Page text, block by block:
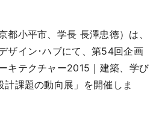
都小平市、学長 長澤忠徳）は、
ザイン･ハブにて、第54回企画
キテクチャー2015｜建築、学び
課題の動向展」を開催しま